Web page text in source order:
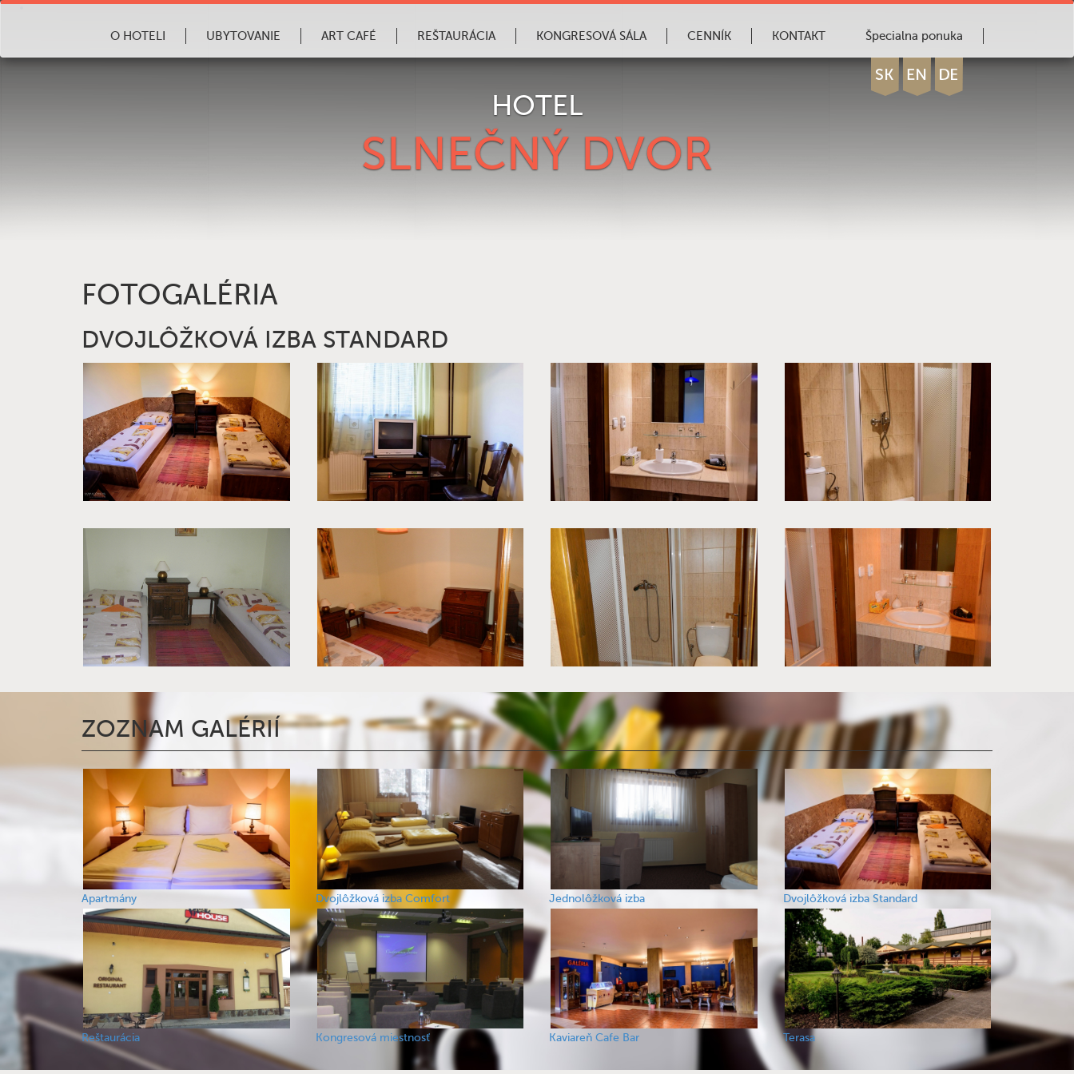
O HOTELI UBYTOVANIE ART CAFÉ REŠTAURÁCIA KONGRESOVÁ SÁLA CENNÍK KONTAKT Špecialna ponuka
HOTEL
SLNEČNÝ DVOR
FOTOGALÉRIA
DVOJLÔŽKOVÁ IZBA STANDARD
ZOZNAM GALÉRIÍ
Apartmány Dvojlôžková izba Comfort Jednolôžková izba Dvojlôžková izba Standard
Reštaurácia Kongresová miestnosť Kaviareň Cafe Bar Terasa